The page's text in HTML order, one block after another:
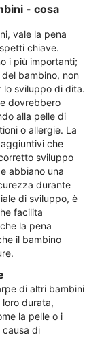
- cosa
vale la pena
chiave.
i più importanti;
bambino, non
lo sviluppo di dita.
dovrebbero
alla pelle di
o allergie. La
che
sviluppo
abbiano una
durante
di sviluppo, è
facilita
la pena
il bambino
di altri bambini
durata,
la pelle o i
causa di